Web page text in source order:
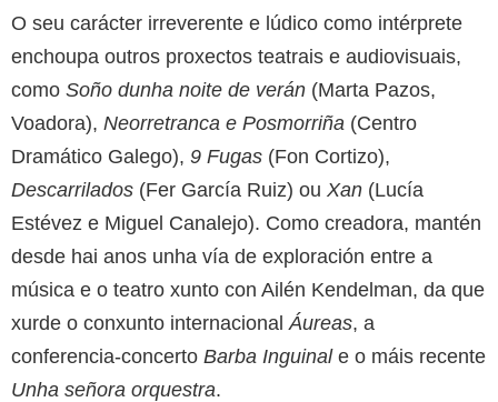
O seu carácter irreverente e lúdico como intérprete
enchoupa outros proxectos teatrais e audiovisuais,
como Soño dunha noite de verán (Marta Pazos,
Voadora), Neorretranca e Posmorriña (Centro
Dramático Galego), 9 Fugas (Fon Cortizo),
Descarrilados (Fer García Ruiz) ou Xan (Lucía
Estévez e Miguel Canalejo). Como creadora, mantén
desde hai anos unha vía de exploración entre a
música e o teatro xunto con Ailén Kendelman, da que
xurde o conxunto internacional Áureas, a
conferencia-concerto Barba Inguinal e o máis recente
Unha señora orquestra.